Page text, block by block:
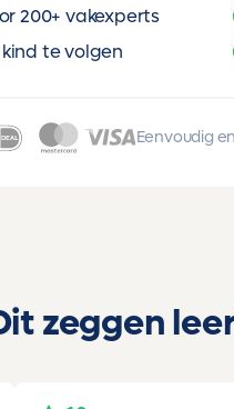
200+ vakexperts
te volgen
Eenvoudig
zeggen